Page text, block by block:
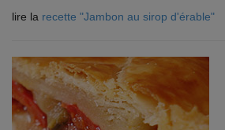
lire la recette "Jambon au sirop d'érable"